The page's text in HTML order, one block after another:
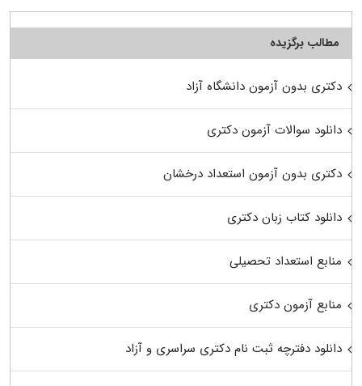
مطالب برگزیده
دکتری بدون آزمون دانشگاه آزاد
دانلود سوالات آزمون دکتری
دکتری بدون آزمون استعداد درخشان
دانلود کتاب زبان دکتری
منابع استعداد تحصیلی
منابع آزمون دکتری
دانلود دفترچه ثبت نام دکتری سراسری و آزاد